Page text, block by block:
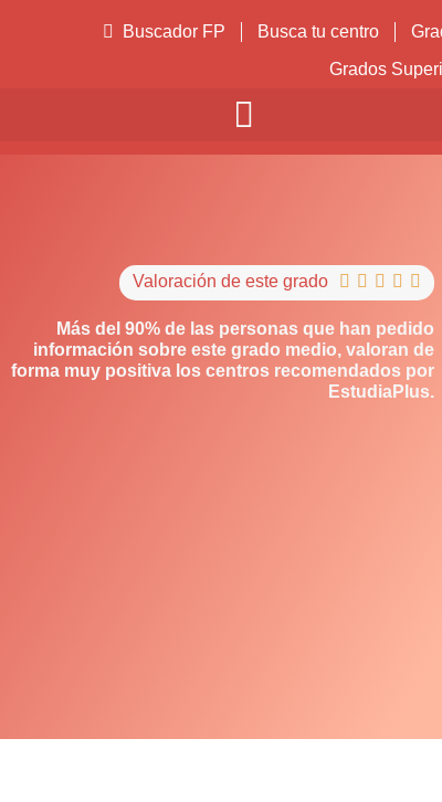
Buscador FP Busca tu centro
Grados
Valoración de este grado     
Más del 90% de las personas que han pedido
información sobre este grado medio, valoran de
forma muy positiva los centros recomendados por
EstudiaPlus.